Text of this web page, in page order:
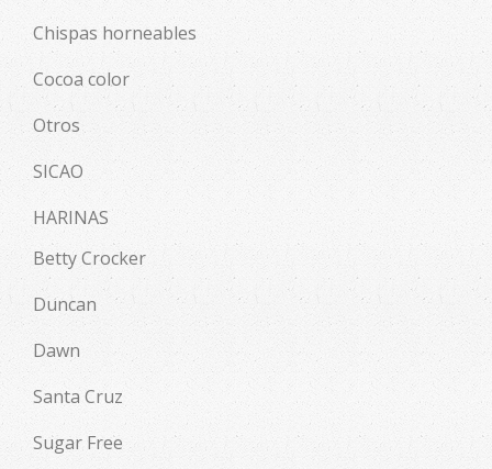
Chispas horneables
Cocoa color
Otros
SICAO
HARINAS
Betty Crocker
Duncan
Dawn
Santa Cruz
Sugar Free